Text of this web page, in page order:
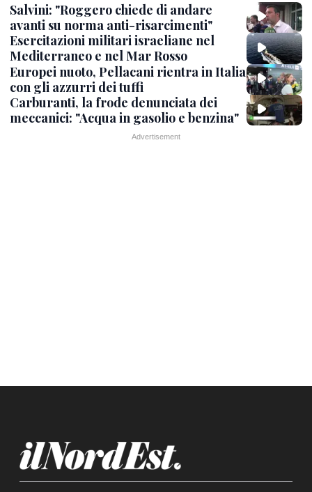
Salvini: "Roggero chiede di andare
avanti su norma anti-risarcimenti"
Esercitazioni militari israeliane nel
Mediterraneo e nel Mar Rosso
Europei nuoto, Pellacani rientra in Italia
con gli azzurri dei tuffi
Carburanti, la frode denunciata dei
meccanici: "Acqua in gasolio e benzina"